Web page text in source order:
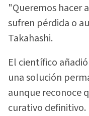
"Queremos hacer
sufren pérdida o
Takahashi.
El científico
una solución
aunque reconoce
curativo definitivo.